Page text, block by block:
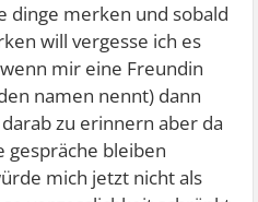
dinge merken und sobald
will vergesse ich es
mir eine Freundin
namen nennt) dann
zu erinnern aber da
gespräche bleiben
mich jetzt nicht als